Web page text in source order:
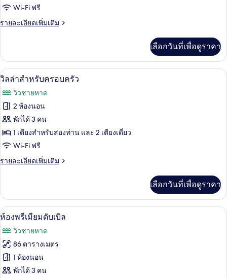
อ่าง
น้ำวน,
ระดับ
น้ำ
Wi-Fi ฟรี
รายละเอียดเพิ่มเติม
ราย
เกี่ยว
กับ
วิลล่า,
น้ำวน,
เหนือ
น้ำ
เลือกวันที่เพื่อดูราคา
เปิด
ภาพถ่าย
ทั้งหมด
ของ
วิลล่า
สำหรับ
ครอบครัว
9
วิลล่าสำหรับครอบครัว
วิวชายหาด
2 ห้องนอน
พักได้ 3 คน
1 เตียงสำหรับสองท่าน และ 2 เตียงเดี่ยว
Wi-Fi ฟรี
รายละเอียดเพิ่มเติม
ราย
เกี่ยว
กับ
วิลล่า
ครอบครัว
เลือกวันที่เพื่อดูราคา
เปิด
ภาพถ่าย
ทั้งหมด
ของ
ห้อง
ห้องพรีเมียมดับเบิล | วิวทะเล/มหาสมุทร
9
ห้องพรีเมียมดับเบิล
วิวชายหาด
86 ตารางเมตร
1 ห้องนอน
พักได้ 3 คน